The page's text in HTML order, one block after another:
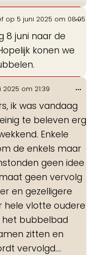
op 5 juni 2025 om 08:05
8 juni naar de
konen we
...
2025 om 21:39
ik was vandaag
te beleven erg
Enkele
de enkels maar
geen idee
geen vervolg
en gezelligere
hele vlotte oudere
het bubbelbad
zitten en
vervolgd....
...